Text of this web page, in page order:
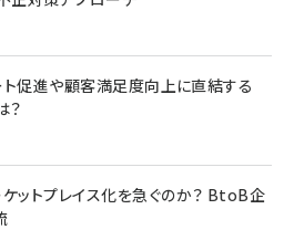
ト促進や顧客満足度向上に直結する
？
ットプレイス化を急ぐのか？ BtoB企